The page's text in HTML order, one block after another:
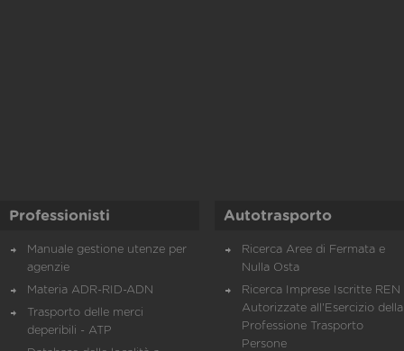
Professionisti
Manuale gestione utenze per
agenzie
Materia ADR-RID-ADN
Trasporto delle merci
deperibili - ATP
Autotrasporto
Ricerca Aree di Fermata e
Nulla Osta
Ricerca Imprese Iscritte REN
Autorizzate all'Esercizio della
Professione Trasporto
Persone